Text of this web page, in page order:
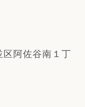
区阿佐谷南１丁